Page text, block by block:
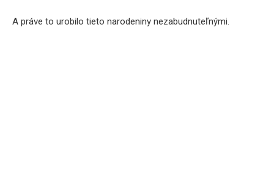
A práve to urobilo tieto narodeniny nezabudnuteľnými.